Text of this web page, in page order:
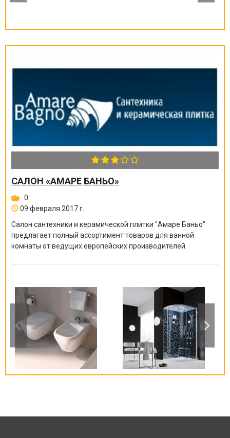
САЛОН «АМАРЕ БАНЬО»
0
09 февраля 2017 г.
Салон сантехники и керамической плитки "Амаре Баньо"
предлагает полный ассортимент товаров для ванной
комнаты от ведущих европейских производителей.